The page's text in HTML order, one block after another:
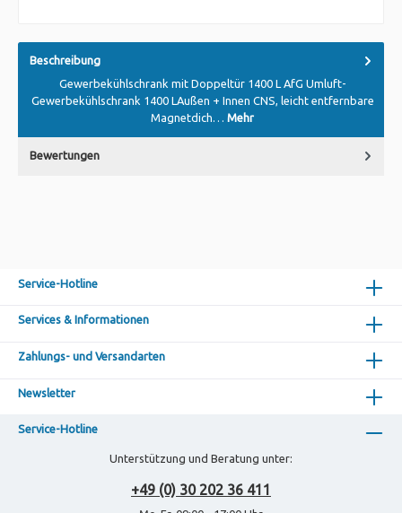
Beschreibung
Gewerbekühlschrank mit Doppeltür 1400 L AfG Umluft-
Gewerbekühlschrank 1400 LAußen + Innen CNS, leicht entfernbare
Magnetdich… Mehr
Bewertungen
Service-Hotline
Services & Informationen
Zahlungs- und Versandarten
Newsletter
Service-Hotline
Unterstützung und Beratung unter:
+49 (0) 30 202 36 411